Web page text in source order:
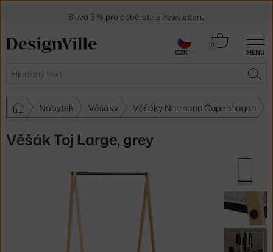
MENU
Hledat
0
Košík
Nábytek Věšáky Věšáky Normann Copenhagen
Věšák Toj Large, grey
Sleva 5 % pro odběratele newsletteru
30 dní na vrácení zboží
CZK